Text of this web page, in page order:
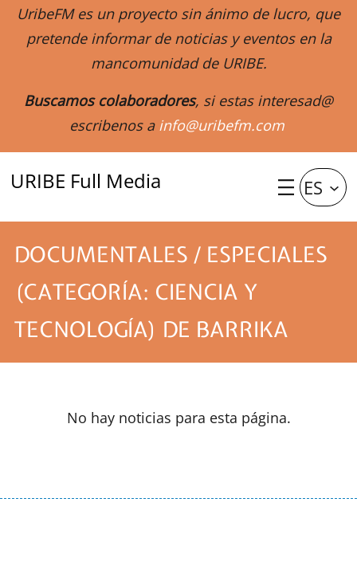
UribeFM es un proyecto sin ánimo de lucro, que
pretende informar de noticias y eventos en la
mancomunidad de URIBE.
Buscamos colaboradores, si estas interesad@
escribenos a info@uribefm.com
URIBE Full Media ES
DOCUMENTALES / ESPECIALES
(CATEGORÍA: CIENCIA Y
TECNOLOGÍA) DE BARRIKA
No hay noticias para esta página.